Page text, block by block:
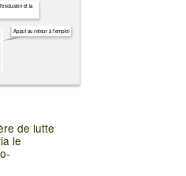
Appui au retour à l'emploi
et la
de lutte
le